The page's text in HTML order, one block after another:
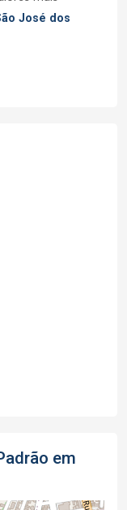
José dos
em